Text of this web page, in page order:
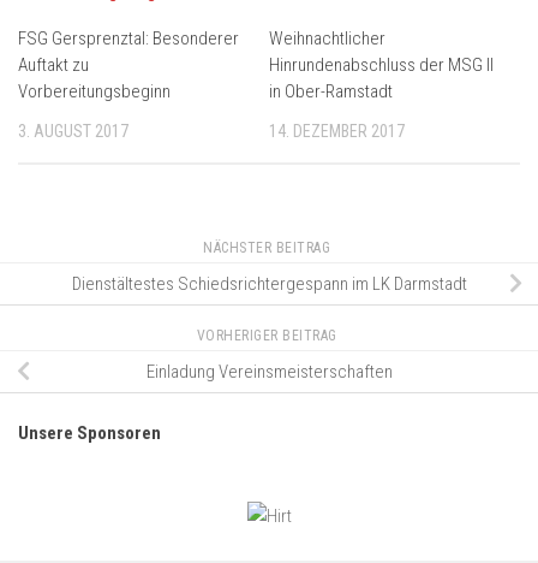
FSG Gersprenztal: Besonderer
Auftakt zu
Vorbereitungsbeginn
3. AUGUST 2017
Weihnachtlicher
Hinrundenabschluss der MSG II
in Ober-Ramstadt
14. DEZEMBER 2017
NÄCHSTER BEITRAG
Dienstältestes Schiedsrichtergespann im LK Darmstadt
VORHERIGER BEITRAG
Einladung Vereinsmeisterschaften
Unsere Sponsoren